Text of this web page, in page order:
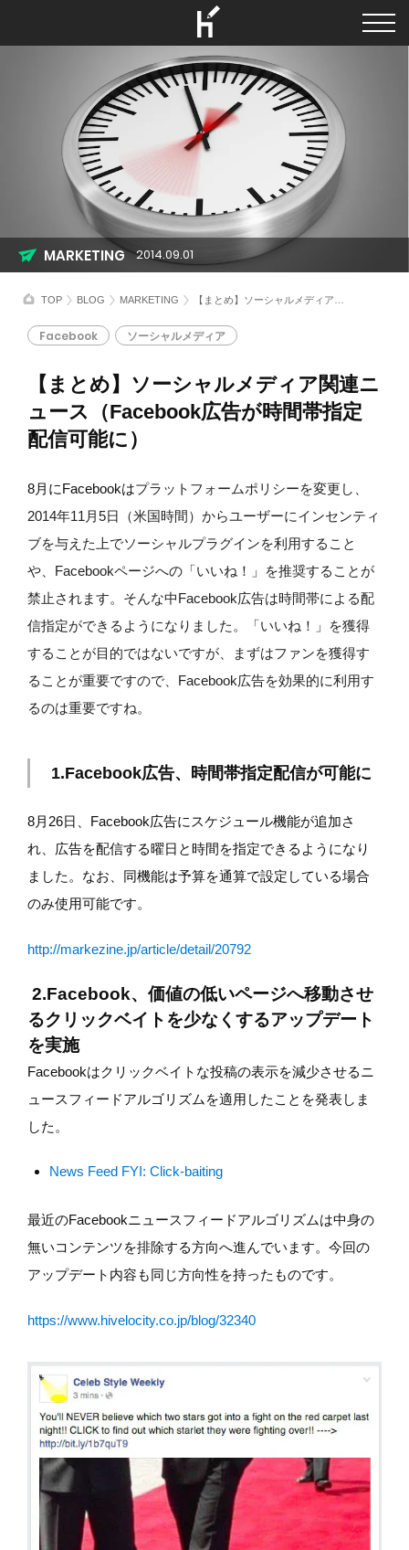
TOP BLOG MARKETING 【まとめ】ソーシャルメディア関連ニュース（Facebook広告が時間帯指定配信可能に）
【まとめ】ソーシャルメディア関連ニ
ュース（Facebook広告が時間帯指定
配信可能に）
Facebook ソーシャルメディア
MARKETING 2014.09.01
8月にFacebookはプラットフォームポリシーを変更し、
2014年11月5日（米国時間）からユーザーにインセンティ
ブを与えた上でソーシャルプラグインを利用すること
や、Facebookページへの「いいね！」を推奨することが
禁止されます。そんな中Facebook広告は時間帯による配
信指定ができるようになりました。「いいね！」を獲得
することが目的ではないですが、まずはファンを獲得す
ることが重要ですので、Facebook広告を効果的に利用す
るのは重要ですね。
1.Facebook広告、時間帯指定配信が可能に
8月26日、Facebook広告にスケジュール機能が追加さ
れ、広告を配信する曜日と時間を指定できるようになり
ました。なお、同機能は予算を通算で設定している場合
のみ使用可能です。
http://markezine.jp/article/detail/20792
2.Facebook、価値の低いページへ移動させ
るクリックベイトを少なくするアップデート
を実施
Facebookはクリックベイトな投稿の表示を減少させるニ
ュースフィードアルゴリズムを適用したことを発表しま
した。
News Feed FYI: Click-baiting
最近のFacebookニュースフィードアルゴリズムは中身の
無いコンテンツを排除する方向へ進んでいます。今回の
アップデート内容も同じ方向性を持ったものです。
https://www.hivelocity.co.jp/blog/32340